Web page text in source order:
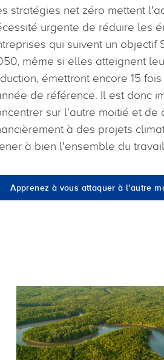
stratégies net zéro mettent
urgente de réduire les
qui suivent un objectif
même si elles atteignent
émettront encore 15
de référence. Il est donc
sur l'autre moitié et de
à des projets
à bien l'ensemble du
Apprenez à vous attaquer à l'autre